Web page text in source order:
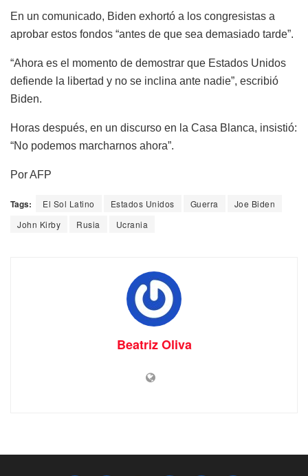
En un comunicado, Biden exhortó a los congresistas a
aprobar estos fondos “antes de que sea demasiado tarde”.
“Ahora es el momento de demostrar que Estados Unidos
defiende la libertad y no se inclina ante nadie”, escribió
Biden.
Horas después, en un discurso en la Casa Blanca, insistió:
“No podemos marcharnos ahora”.
Por AFP
Tags: El Sol Latino Estados Unidos Guerra
Joe Biden
John Kirby
Rusia Ucrania
Beatriz Oliva